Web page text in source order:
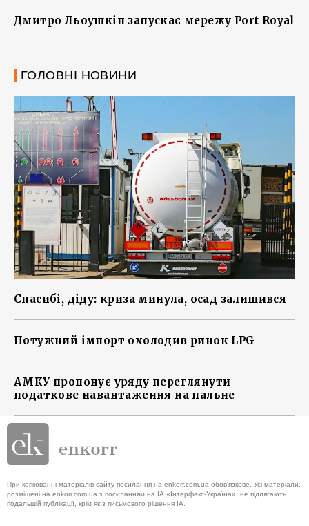
Дмитро Льоушкін запускає мережу Port Royal
ГОЛОВНІ НОВИНИ
Спасибі, діду: криза минула, осад залишився
Потужний імпорт охолодив ринок LPG
АМКУ пропонує уряду переглянути
податкове навантаження на пальне
При копіюванні матеріалів сайту посилання на enkorr.com.ua обов'язкове. Усі матеріали,
розміщені на enkorr.com.ua з посиланням на ІА «Інтерфакс-Україна», не підлягають
подальшій публікації, крім як з письмового рішення ІА.